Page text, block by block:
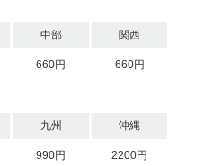
中部 関西
660円 660円
九州 沖縄
990円 2200円